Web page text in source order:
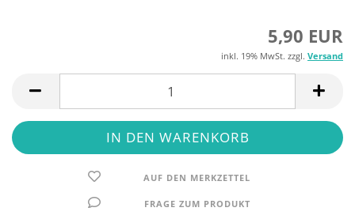
5,90 EUR
inkl. 19% MwSt. zzgl. Versand
AUF DEN MERKZETTEL
FRAGE ZUM PRODUKT